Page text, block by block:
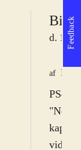
d. 17.
af
PS4,
"Need
videre
Feedback